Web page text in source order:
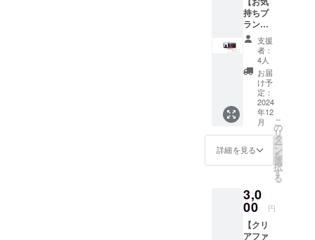
りにあふれ
る和館、
四季折々の
趣が時を忘
れさせる庭
それら全て
が皆様のご
来館・ご利
用をお待ち
持ちプ
ラン】
・ライ
トアッ
プ観覧
券
（2024
年12月1
日～
2025年
1月31日
期日
分） ラ
イト
アップ
に何度
でも足
を運ん
でいた
だける
支援
者：
4人
お届
け予
定：
2024
年12
月
詳細を見る
こ
の
リ
タ
ー
ン
を
選
択
す
る
3,0
00 円
【クリ
アファ